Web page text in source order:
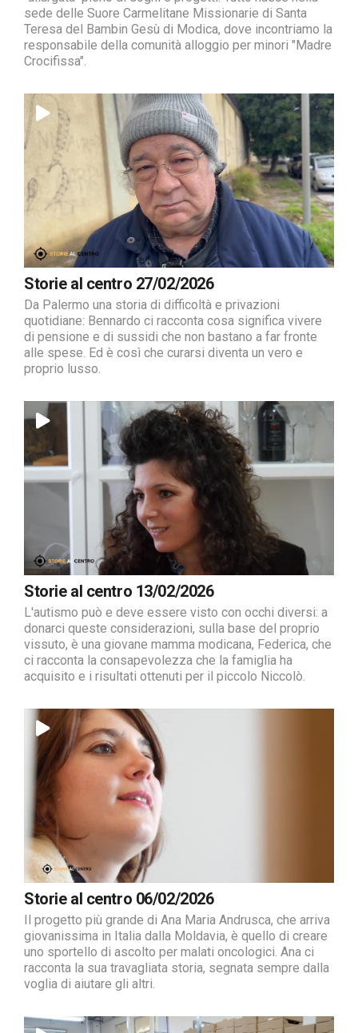
sede delle Suore Carmelitane Missionarie di Santa
Teresa del Bambin Gesù di Modica, dove incontriamo la
responsabile della comunità alloggio per minori "Madre
Crocifissa".
Storie al centro 27/02/2026
Da Palermo una storia di difficoltà e privazioni
quotidiane: Bennardo ci racconta cosa significa vivere
di pensione e di sussidi che non bastano a far fronte
alle spese. Ed è così che curarsi diventa un vero e
proprio lusso.
Storie al centro 13/02/2026
L'autismo può e deve essere visto con occhi diversi: a
donarci queste considerazioni, sulla base del proprio
vissuto, è una giovane mamma modicana, Federica, che
ci racconta la consapevolezza che la famiglia ha
acquisito e i risultati ottenuti per il piccolo Niccolò.
Storie al centro 06/02/2026
Il progetto più grande di Ana Maria Andrusca, che arriva
giovanissima in Italia dalla Moldavia, è quello di creare
uno sportello di ascolto per malati oncologici. Ana ci
racconta la sua travagliata storia, segnata sempre dalla
voglia di aiutare gli altri.